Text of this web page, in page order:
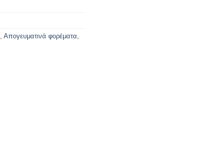
, Απογευματινά φορέματα,